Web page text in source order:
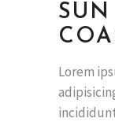
SUN
Lorem